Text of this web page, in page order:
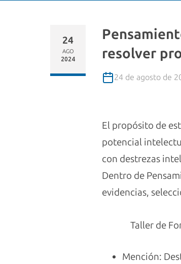
resolver
24 de agosto de
24
AGO
2024
El propósito de
potencial
con destrezas
Dentro de
evidencias,
Taller de
Mención: